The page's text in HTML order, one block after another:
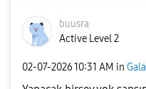
buusra
Active Level 2
‎02-07-202610:31 AM in